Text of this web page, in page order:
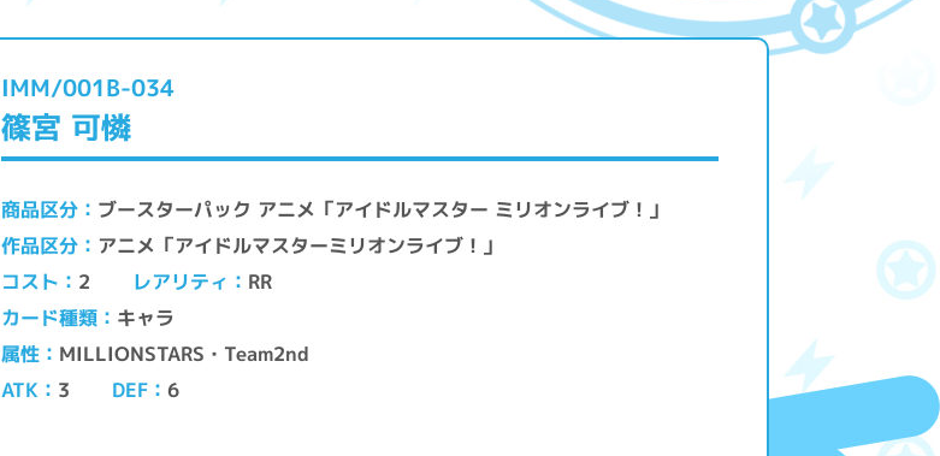
IMM/001B-034
篠宮 可憐
商品区分 ブースターパック アニメ「アイドルマスター ミリオンライブ！」
作品区分 アニメ「アイドルマスターミリオンライブ！」
コスト 2 レアリティ RR
カード種類 キャラ
属性 MILLIONSTARS・Team2nd
ATK 3 DEF 6